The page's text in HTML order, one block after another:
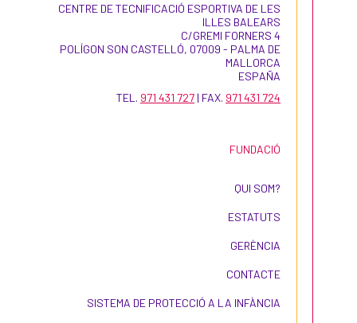
CENTRE DE TECNIFICACIÓ ESPORTIVA DE LES
ILLES BALEARS
C/GREMI FORNERS 4
POLÍGON SON CASTELLÓ, 07009 - PALMA DE
MALLORCA
ESPAÑA
TEL. 971 431 727 | FAX. 971 431 724
FUNDACIÓ
QUI SOM?
ESTATUTS
GERÈNCIA
CONTACTE
SISTEMA DE PROTECCIÓ A LA INFÀNCIA